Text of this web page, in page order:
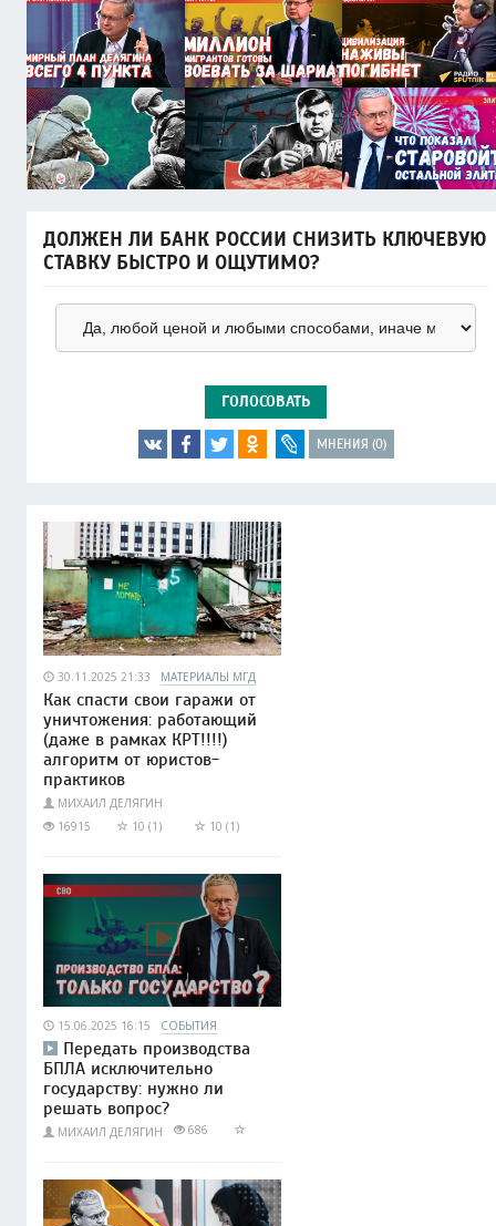
ДОЛЖЕН ЛИ БАНК РОССИИ СНИЗИТЬ КЛЮЧЕВУЮ
СТАВКУ БЫСТРО И ОЩУТИМО?
ГОЛОСОВАТЬ
МНЕНИЯ (0)
30.11.2025 21:33 МАТЕРИАЛЫ МГД
Как спасти свои гаражи от
уничтожения: работающий
(даже в рамках КРТ!!!!)
алгоритм от юристов-
практиков
МИХАИЛ ДЕЛЯГИН
16915
10 (1) 10 (1)
15.06.2025 16:15 СОБЫТИЯ
Передать производства
БПЛА исключительно
государству: нужно ли
решать вопрос?
МИХАИЛ ДЕЛЯГИН 686